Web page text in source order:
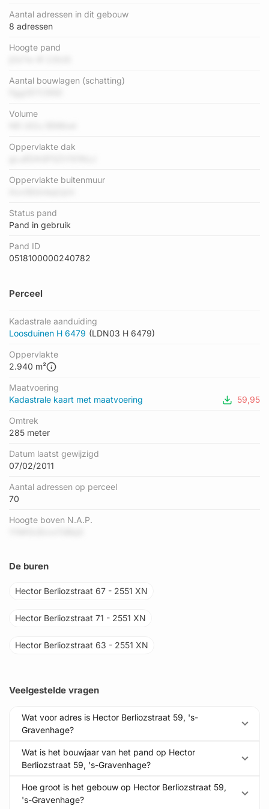
Aantal adressen in dit gebouw
8 adressen
Hoogte pand
Aantal bouwlagen (schatting)
Volume
Oppervlakte dak
Oppervlakte buitenmuur
Status pand
Pand in gebruik
Pand ID
0518100000240782
Perceel
Kadastrale aanduiding
Loosduinen H 6479 (LDN03 H 6479)
Oppervlakte
2.940 m²
Maatvoering
Kadastrale kaart met maatvoering
59,95
Omtrek
285 meter
Datum laatst gewijzigd
07/02/2011
Aantal adressen op perceel
70
Hoogte boven N.A.P.
De buren
Hector Berliozstraat 67 - 2551 XN
Hector Berliozstraat 71 - 2551 XN
Hector Berliozstraat 63 - 2551 XN
Veelgestelde vragen
Wat voor adres is Hector Berliozstraat 59, 's-
Gravenhage?
Wat is het bouwjaar van het pand op Hector
Berliozstraat 59, 's-Gravenhage?
Hoe groot is het gebouw op Hector Berliozstraat 59,
's-Gravenhage?